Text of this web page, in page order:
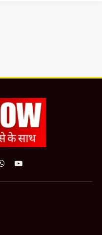
WhatsApp
YouTube